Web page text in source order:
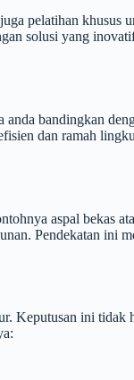
pelatihan khusus
solusi yang
bandingkan
dan ramah
aspal bekas
Pendekatan ini
Keputusan ini